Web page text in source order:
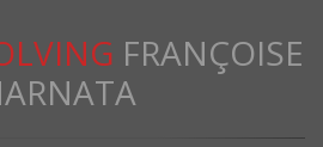
FRANÇOISE